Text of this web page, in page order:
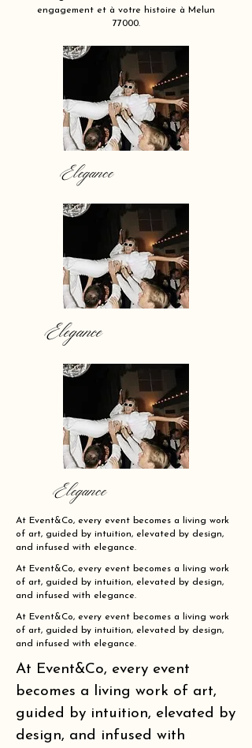
engagement et à votre histoire à Melun
77000.
Elegance
Elegance
Elegance
At Event&Co, every event becomes a living work
of art, guided by intuition, elevated by design,
and infused with elegance.
At Event&Co, every event becomes a living work
of art, guided by intuition, elevated by design,
and infused with elegance.
At Event&Co, every event becomes a living work
of art, guided by intuition, elevated by design,
and infused with elegance.
At Event&Co, every event
becomes a living work of art,
guided by intuition, elevated by
design, and infused with